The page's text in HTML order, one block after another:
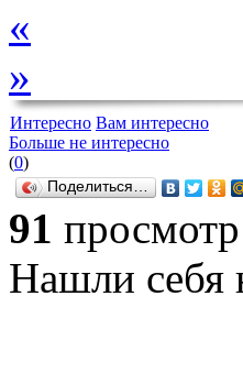
«
»
Интересно Вам интересно
Больше не интересно
(0)
Поделиться…
91 просмотр
Нашли себя